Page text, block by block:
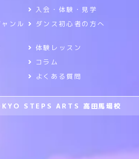
入会・体験・見学
ンル
ダンス初心者の方へ
体験レッスン
コラム
よくある質問
STEPS ARTS 高田馬場校